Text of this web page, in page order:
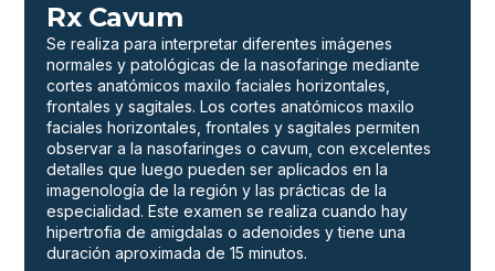
Rx Cavum
Se realiza para interpretar diferentes imágenes
normales y patológicas de la nasofaringe mediante
cortes anatómicos maxilo faciales horizontales,
frontales y sagitales. Los cortes anatómicos maxilo
faciales horizontales, frontales y sagitales permiten
observar a la nasofaringes o cavum, con excelentes
detalles que luego pueden ser aplicados en la
imagenología de la región y las prácticas de la
especialidad. Este examen se realiza cuando hay
hipertrofia de amigdalas o adenoides y tiene una
duración aproximada de 15 minutos.